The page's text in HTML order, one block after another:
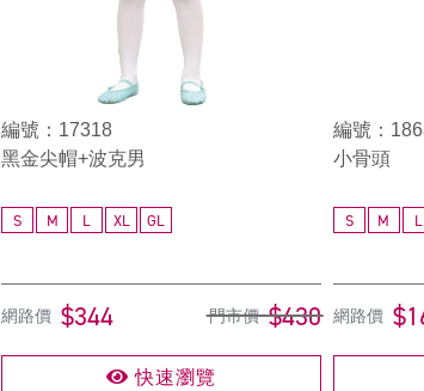
編號：17318
黑金尖帽+波克男
S M L XL GL
網路價 $344 門市價 $430
快速瀏覽
編號：
小骨頭
S M L
網路價